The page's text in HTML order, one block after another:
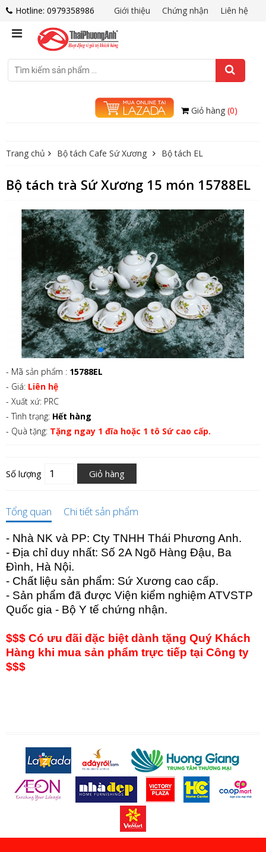
Hotline: 0979358986 Liên hệ
Chứng nhận
Giới thiệu
Giỏ hàng (0)
Trang chủ Bộ tách Cafe Sứ Xương Bộ tách EL
Bộ tách trà Sứ Xương 15 món 15788EL
- Mã sản phẩm : 15788EL
- Giá: Liên hệ
- Xuất xứ: PRC
- Tình trạng: Hết hàng
- Quà tặng: Tặng ngay 1 đĩa hoặc 1 tô Sứ cao cấp.
Số lượng Giỏ hàng
Tổng quan Chi tiết sản phẩm
- Nhà NK và PP: Cty TNHH Thái Phương Anh.
- Địa chỉ duy nhất: Số 2A Ngõ Hàng Đậu, Ba
Đình, Hà Nội.
- Chất liệu sản phẩm: Sứ Xương cao cấp.
- Sản phẩm đã được Viện kiểm nghiệm ATVSTP
Quốc gia - Bộ Y tế chứng nhận.
$$$ Có ưu đãi đặc biệt dành tặng Quý Khách
Hàng khi mua sản phẩm trực tiếp tại Công ty
$$$